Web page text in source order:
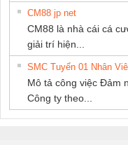
CM88 jp net
CM88 là nhà cái cá
giải trí hiện...
SMC Tuyển 01 Nhân
Mô tả công việc Đảm
Công ty theo...